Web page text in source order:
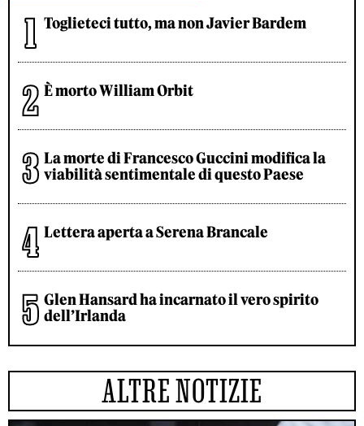
Toglieteci tutto, ma non Javier Bardem
È morto William Orbit
La morte di Francesco Guccini modifica la
viabilità sentimentale di questo Paese
Lettera aperta a Serena Brancale
Glen Hansard ha incarnato il vero spirito
dell’Irlanda
ALTRE NOTIZIE